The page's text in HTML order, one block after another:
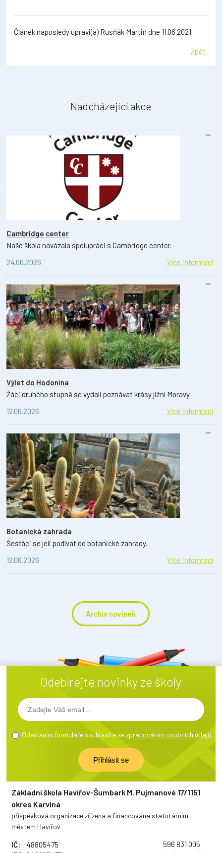
Článek naposledy upravi(a) Rusňák Martin dne 11.06.2021.
Zpět
Nadcházející akce
Cambridge center
Naše škola navázala spolupráci s Cambridge center.
24.06.2026
Více informací
Výlet do Hodonína
Žáci druhého stupně se vydali poznávat krásy jižní Moravy.
12.06.2026
Více informací
Botanická zahrada
Šesťáci se jeli podívat do botanické zahrady.
12.06.2026
Více informací
Archiv novinek
Odebírejte novinky ze školy
Odesláním formuláře souhlasíte sezpracováním osobních údajů
Základní škola Havířov-Šumbark M. Pujmanové 17/1151
okres Karviná
příspěvková organizace zřízena a financována statutárním
městem Havířov
IČ:
48805475
596 831 005